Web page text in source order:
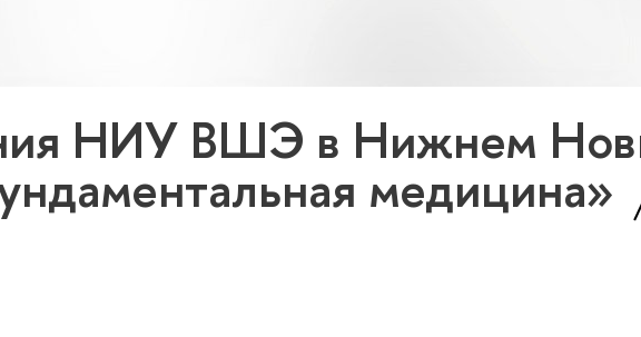
НИУ ВШЭ в Нижнем
медицина»